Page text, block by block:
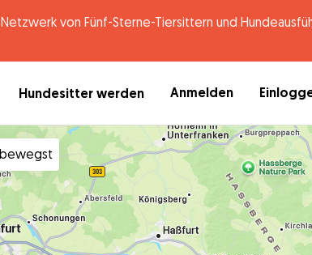
von Fünf-Sterne-Tiersittern und
Hundesitter werden Anmelden